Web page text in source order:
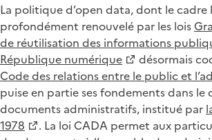
La politique d’open data, dont le cadre
profondément renouvelé par les lois
de réutilisation des informations
République numérique
désormais
Code des relations entre le public et
puise en partie ses fondements dans le
documents administratifs, institué par
1978
. La loi CADA permet aux